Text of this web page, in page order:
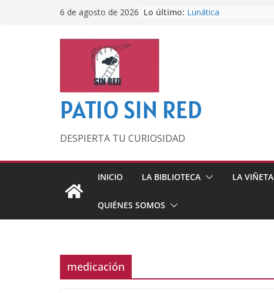
6 de agosto de 2026 Lo último: Lunática
PATIO SIN RED
DESPIERTA TU CURIOSIDAD
INICIO LA BIBLIOTECA LA VIÑETA
QUIÉNES SOMOS
medicación